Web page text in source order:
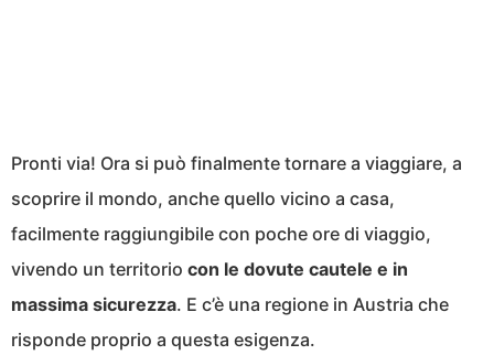
Pronti via! Ora si può finalmente tornare a viaggiare, a
scoprire il mondo, anche quello vicino a casa,
facilmente raggiungibile con poche ore di viaggio,
vivendo un territorio con le dovute cautele e in
massima sicurezza. E c’è una regione in Austria che
risponde proprio a questa esigenza.